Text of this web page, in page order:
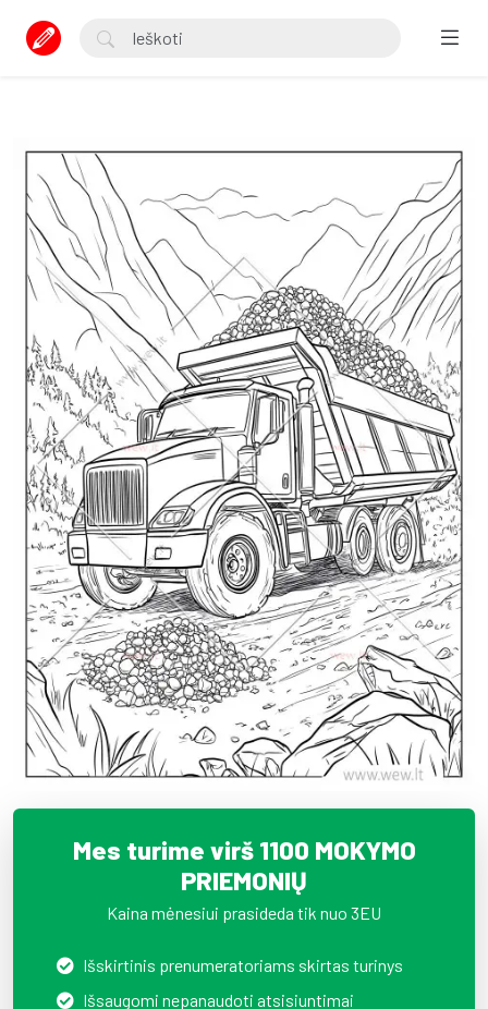
Mes turime virš 1100 MOKYMO
PRIEMONIŲ
Kaina mėnesiui prasideda tik nuo 3EU
Išskirtinis prenumeratoriams skirtas turinys
Išsaugomi nepanaudoti atsisiuntimai